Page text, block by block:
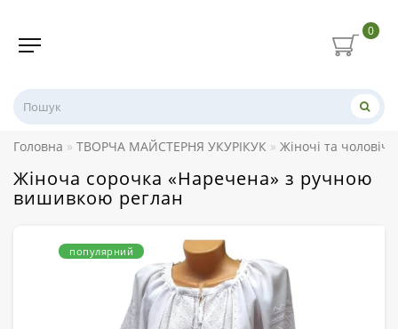
0
Головна ТВОРЧА МАЙСТЕРНЯ УКУРІКУК Жіночі та
Жіноча сорочка «Наречена» з ручною
вишивкою реглан
популярний